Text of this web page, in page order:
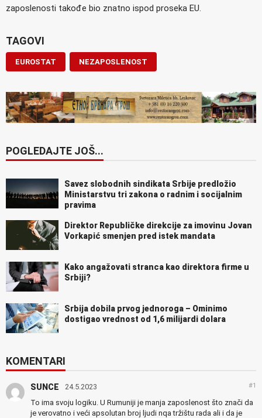
zaposlenosti takođe bio znatno ispod proseka EU.
TAGOVI
EUROSTAT NEZAPOSLENOST
POGLEDAJTE JOŠ...
Savez slobodnih sindikata Srbije predložio
Ministarstvu tri zakona o radnim i socijalnim
pravima
Direktor Republičke direkcije za imovinu Jovan
Vorkapić smenjen pred istek mandata
Kako angažovati stranca kao direktora firme u
Srbiji?
Srbija dobila prvog jednoroga – Ominimo
dostigao vrednost od 1,6 milijardi dolara
KOMENTARI
SUNCE 24.5.2023 #1
To ima svoju logiku. U Rumuniji je manja zaposlenost što znači da
je verovatno i veći apsolutan broj ljudi nqa tržištu rada ali i da je